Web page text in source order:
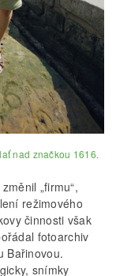
nad značkou 1616.
„firmu“,
režimového
činnosti však
fotoarchiv
Bařinovou.
snímky